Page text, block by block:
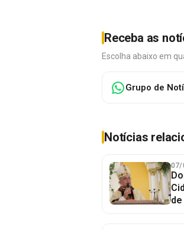
Receba as
Escolha abaixo em
Grupo de
Notícias
07/